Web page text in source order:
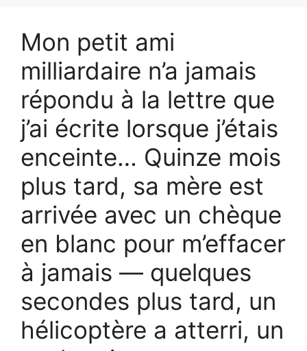
Mon petit ami
milliardaire n’a jamais
répondu à la lettre que
j’ai écrite lorsque j’étais
enceinte… Quinze mois
plus tard, sa mère est
arrivée avec un chèque
en blanc pour m’effacer
à jamais — quelques
secondes plus tard, un
hélicoptère a atterri, un